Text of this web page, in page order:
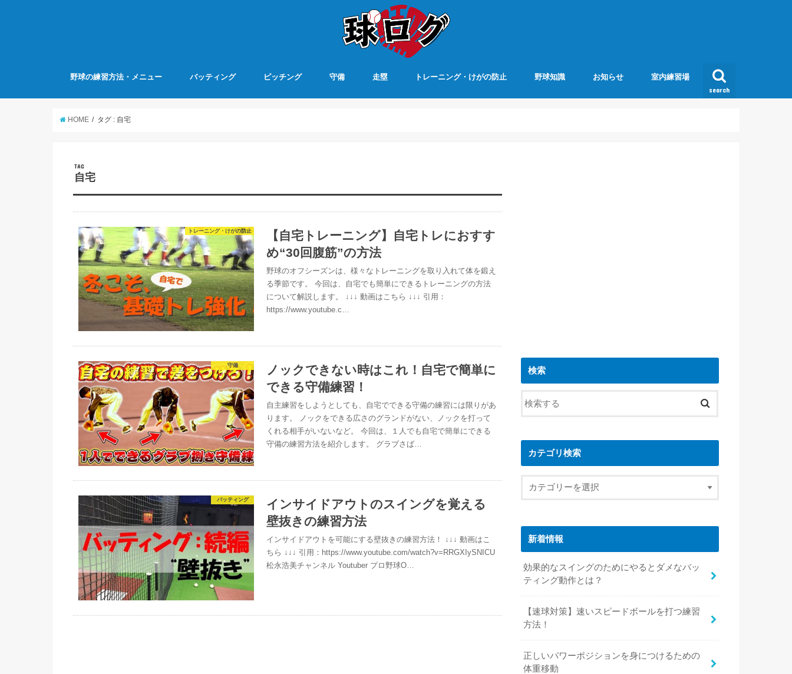
search
野球の練習方法・メニュー バッティング ピッチング 守備 走塁 トレーニング・けがの防止 野球知識 お知らせ 室内練習場
HOME タグ : 自宅
TAG
自宅
トレーニング・けがの防止
【自宅トレーニング】自宅トレにおすす
め“30回腹筋”の方法
野球のオフシーズンは、様々なトレーニングを取り入れて体を鍛え
る季節です。 今回は、自宅でも簡単にできるトレーニングの方法
について解説します。 ↓↓↓ 動画はこちら ↓↓↓ 引用：
https://www.youtube.c…
守備
ノックできない時はこれ！自宅で簡単に
できる守備練習！
自主練習をしようとしても、自宅でできる守備の練習には限りがあ
ります。 ノックをできる広さのグランドがない、ノックを打って
くれる相手がいないなど。 今回は、１人でも自宅で簡単にできる
守備の練習方法を紹介します。 グラブさば…
バッティング
インサイドアウトのスイングを覚える
壁抜きの練習方法
インサイドアウトを可能にする壁抜きの練習方法！ ↓↓↓ 動画はこ
ちら ↓↓↓ 引用：https://www.youtube.com/watch?v=RRGXIySNICU
松永浩美チャンネル Youtuber プロ野球O…
検索
カテゴリ検索
新着情報
効果的なスイングのためにやるとダメなバッ
ティング動作とは？
【速球対策】速いスピードボールを打つ練習
方法！
正しいパワーポジションを身につけるための
体重移動